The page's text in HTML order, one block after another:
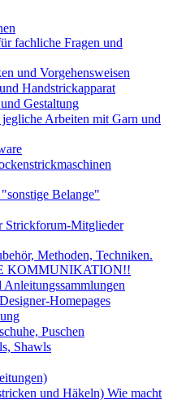
fachliche Fragen und
und Vorgehensweisen
Handstrickapparat
Gestaltung
Arbeiten mit Garn und
Belange"
Strickforum-Mitglieder
Methoden, Techniken.
KOMMUNIKATION!!
Homepages
Puschen
Shawls
und Häkeln) Wie macht